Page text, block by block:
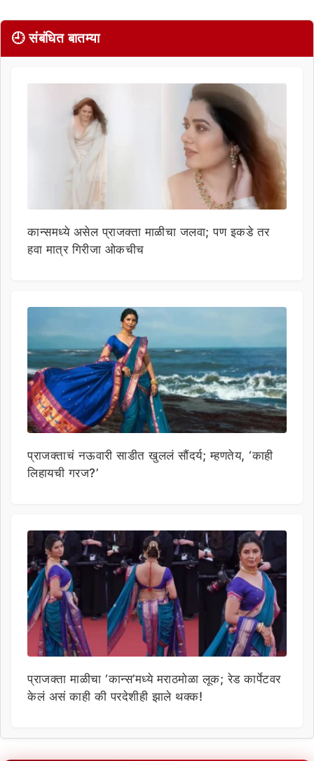
🕘 संबंधित बातम्या
कान्समध्ये असेल प्राजक्ता माळीचा जलवा; पण इकडे तर
हवा मात्र गिरीजा ओकचीच
प्राजक्ताचं नऊवारी साडीत खुललं सौंदर्य; म्हणतेय, ‘काही
लिहायची गरज?’
प्राजक्ता माळीचा ‘कान्स’मध्ये मराठमोळा लूक; रेड कार्पेटवर
केलं असं काही की परदेशीही झाले थक्क!